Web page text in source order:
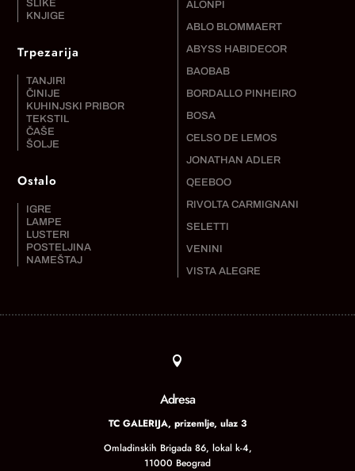
SLIKE
KNJIGE
Trpezarija
TANJIRI
ČINIJE
KUHINJSKI PRIBOR
TEKSTIL
ČAŠE
ŠOLJE
Ostalo
IGRE
LAMPE
LUSTERI
POSTELJINA
NAMEŠTAJ
ALONPI
ABLO BLOMMAERT
ABYSS HABIDECOR
BAOBAB
BORDALLO PINHEIRO
BOSA
CELSO DE LEMOS
JONATHAN ADLER
QEEBOO
RIVOLTA CARMIGNANI
SELETTI
VENINI
VISTA ALEGRE

Adresa
TC GALERIJA, prizemlje, ulaz 3
Omladinskih Brigada 86, lokal k-4,
11000 Beograd